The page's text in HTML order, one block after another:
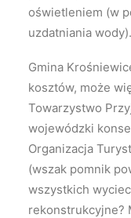
oświetleniem (w
uzdatniania wody).
Gmina
kosztów, może
Towarzystwo
wojewódzki
Organizacja
(wszak pomnik
wszystkich
rekonstrukcyjne?